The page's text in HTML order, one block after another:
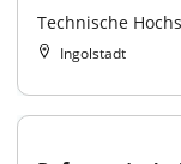
Technische
Ingolstadt